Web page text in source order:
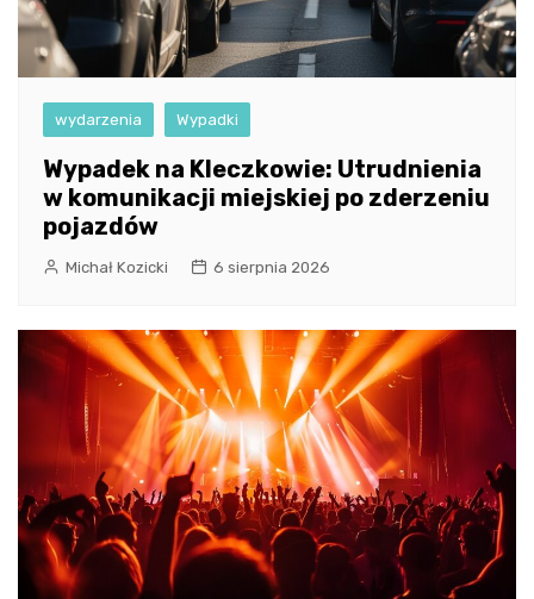
wydarzenia Wypadki
Wypadek na Kleczkowie: Utrudnienia
w komunikacji miejskiej po zderzeniu
pojazdów
Michał Kozicki 6 sierpnia 2026